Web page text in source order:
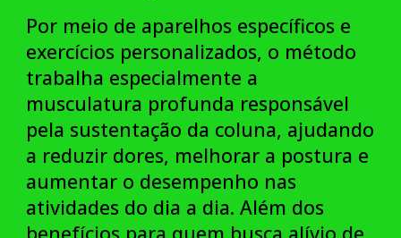
Por meio de aparelhos específicos e
exercícios personalizados, o método
trabalha especialmente a
musculatura profunda responsável
pela sustentação da coluna, ajudando
a reduzir dores, melhorar a postura e
aumentar o desempenho nas
atividades do dia a dia. Além dos